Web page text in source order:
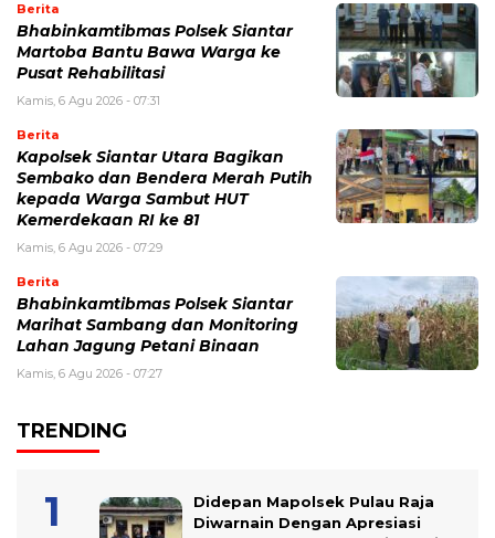
Berita
Bhabinkamtibmas Polsek Siantar
Martoba Bantu Bawa Warga ke
Pusat Rehabilitasi
Kamis, 6 Agu 2026 - 07:31
Berita
Kapolsek Siantar Utara Bagikan
Sembako dan Bendera Merah Putih
kepada Warga Sambut HUT
Kemerdekaan RI ke 81
Kamis, 6 Agu 2026 - 07:29
Berita
Bhabinkamtibmas Polsek Siantar
Marihat Sambang dan Monitoring
Lahan Jagung Petani Binaan
Kamis, 6 Agu 2026 - 07:27
TRENDING
Didepan Mapolsek Pulau Raja
Diwarnain Dengan Apresiasi